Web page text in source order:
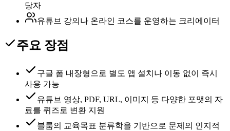
당자
유튜브 강의나 온라인 코스를 운영하는 크리에이터
주요 장점
구글 폼 내장형으로 별도 앱 설치나 이동 없이 즉시
사용 가능
유튜브 영상, PDF, URL, 이미지 등 다양한 포맷의 자
료를 퀴즈로 변환 지원
블룸의 교육목표 분류학을 기반으로 문제의 인지적